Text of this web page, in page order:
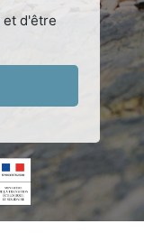
et d'être